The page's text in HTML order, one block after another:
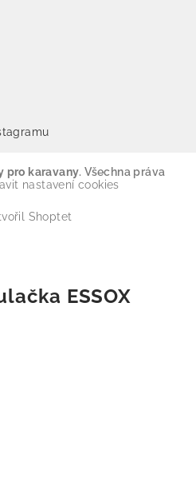
pro karavany. Všechna práva
nastavení cookies
Shoptet
ESSOX